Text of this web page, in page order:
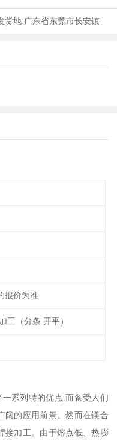
货地:广东省东莞市长安镇
报价为准
工（分条 开平）
系列特的优点,而备受人们
阔的应用前景。然而在镁合
接加工。由于熔点低、热膨